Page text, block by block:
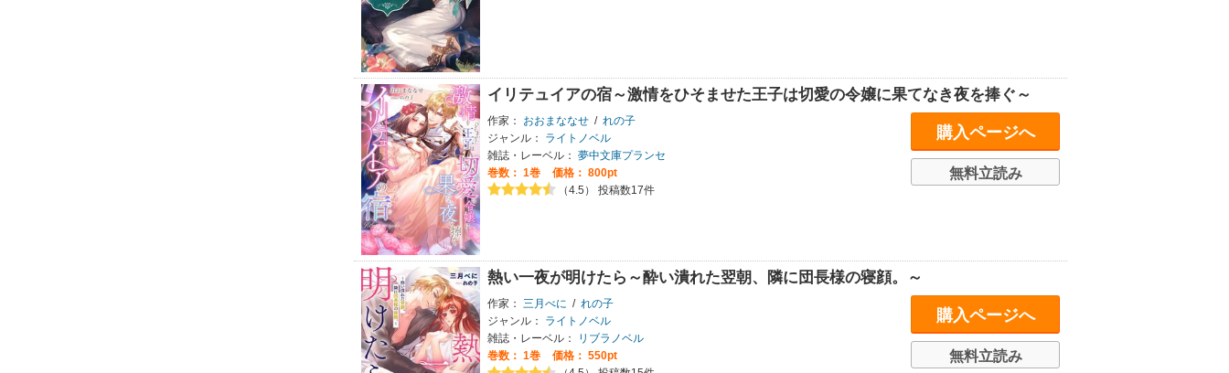
イリテュイアの宿～激情をひそませた王子は切愛の令嬢に果てなき夜を捧ぐ～
作家： おおまななせ / れの子
ジャンル：
ライトノベル
雑誌・レーベル： 夢中文庫プランセ
巻数： 1巻
価格： 800pt
（4.5） 投稿数17件
購入ページへ
無料立読み
熱い一夜が明けたら～酔い潰れた翌朝、隣に団長様の寝顔。～
作家： 三月べに / れの子
ジャンル：
ライトノベル
雑誌・レーベル：
リブラノベル
巻数： 1巻
価格： 550pt
購入ページへ
無料立読み